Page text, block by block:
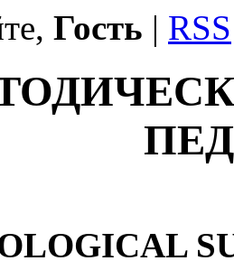
Гость | RSS